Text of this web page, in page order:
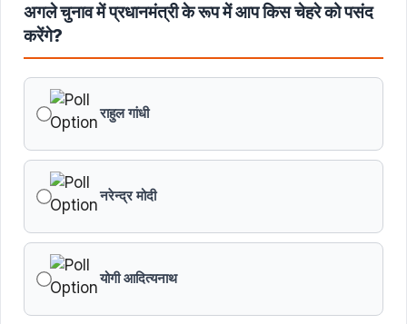
अगले चुनाव में प्रधानमंत्री के रूप में आप किस चेहरे को पसंद
करेंगे?
राहुल गांधी
नरेन्द्र मोदी
योगी आदित्यनाथ